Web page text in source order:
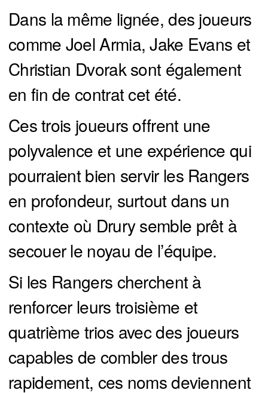
Dans la même lignée, des joueurs
comme Joel Armia, Jake Evans et
Christian Dvorak sont également
en fin de contrat cet été.
Ces trois joueurs offrent une
polyvalence et une expérience qui
pourraient bien servir les Rangers
en profondeur, surtout dans un
contexte où Drury semble prêt à
secouer le noyau de l’équipe.
Si les Rangers cherchent à
renforcer leurs troisième et
quatrième trios avec des joueurs
capables de combler des trous
rapidement, ces noms deviennent